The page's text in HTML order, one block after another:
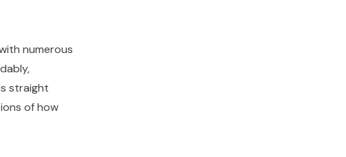
numerous
straight
of how